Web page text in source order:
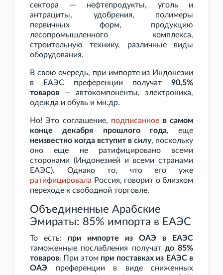
сектора — нефтепродукты, уголь и
антрациты, удобрения, полимеры
первичных форм, продукцию
лесопромышленного комплекса,
строительную технику, различные виды
оборудования.
В свою очередь, при импорте из Индонезии
в ЕАЭС преференции получат 90,5%
товаров — автокомпоненты, электроника,
одежда и обувь и мн.др.
Но! Это соглашение, подписанное в самом
конце декабря прошлого года, еще
неизвестно когда вступит в силу, поскольку
оно еще не ратифицировано всеми
сторонами (Индонезией и всеми странами
ЕАЭС). Однако то, что его уже
ратифицировала Россия, говорит о близком
переходе к свободной торговле.
Объединенные Арабские
Эмираты: 85% импорта в ЕАЭС
То есть: при импорте из ОАЭ в ЕАЭС
таможенные послабления получат до 85%
товаров. При этом при поставках из ЕАЭС в
ОАЭ преференции в виде сниженных